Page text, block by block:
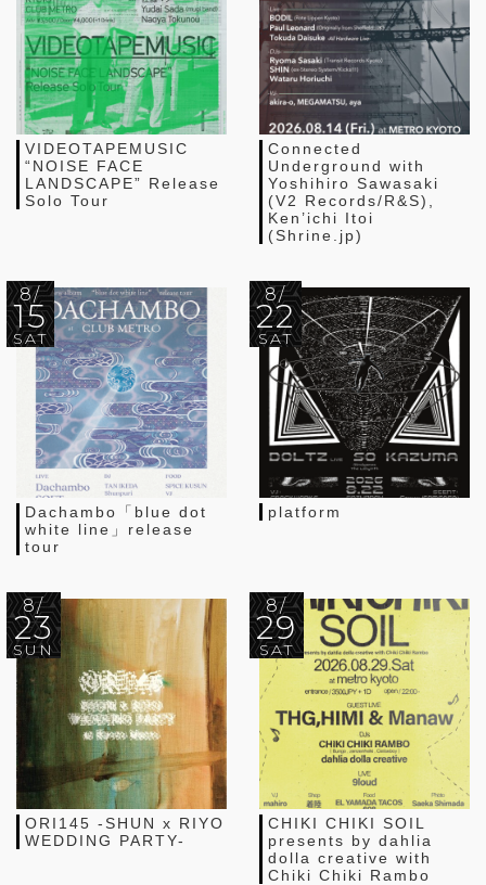
VIDEOTAPEMUSIC
“NOISE FACE
LANDSCAPE” Release
Solo Tour
Connected
Underground with
Yoshihiro Sawasaki
(V2 Records/R&S),
Ken’ichi Itoi
(Shrine.jp)
8/
15
SAT
Dachambo「blue dot
white line」release
tour
8/
22
SAT
platform
8/
23
SUN
ORI145 -SHUN x RIYO
WEDDING PARTY-
8/
29
SAT
CHIKI CHIKI SOIL
presents by dahlia
dolla creative with
Chiki Chiki Rambo